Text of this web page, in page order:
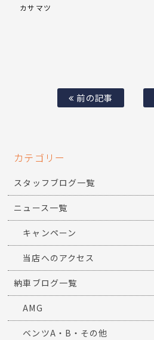
カサマツ
前の記事
カテゴリー
スタッフブログ一覧
ニュース一覧
キャンペーン
当店へのアクセス
納車ブログ一覧
AMG
ベンツA・B・その他